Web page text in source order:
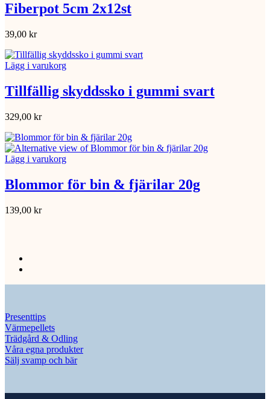
Fiberpot 5cm 2x12st
39,00 kr
Lägg i varukorg
Tillfällig skyddssko i gummi svart
329,00 kr
Lägg i varukorg
Blommor för bin & fjärilar 20g
139,00 kr
Presenttips
Värmepellets
Trädgård & Odling
Våra egna produkter
Sälj svamp och bär